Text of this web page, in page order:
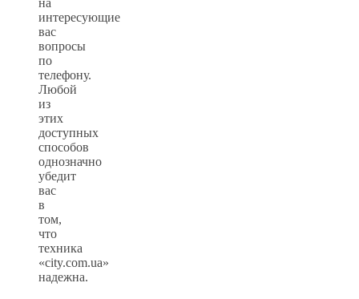
на
интересующие
вас
вопросы
по
телефону.
Любой
из
этих
доступных
способов
однозначно
убедит
вас
в
том,
что
техника
«city.com.ua»
надежна.